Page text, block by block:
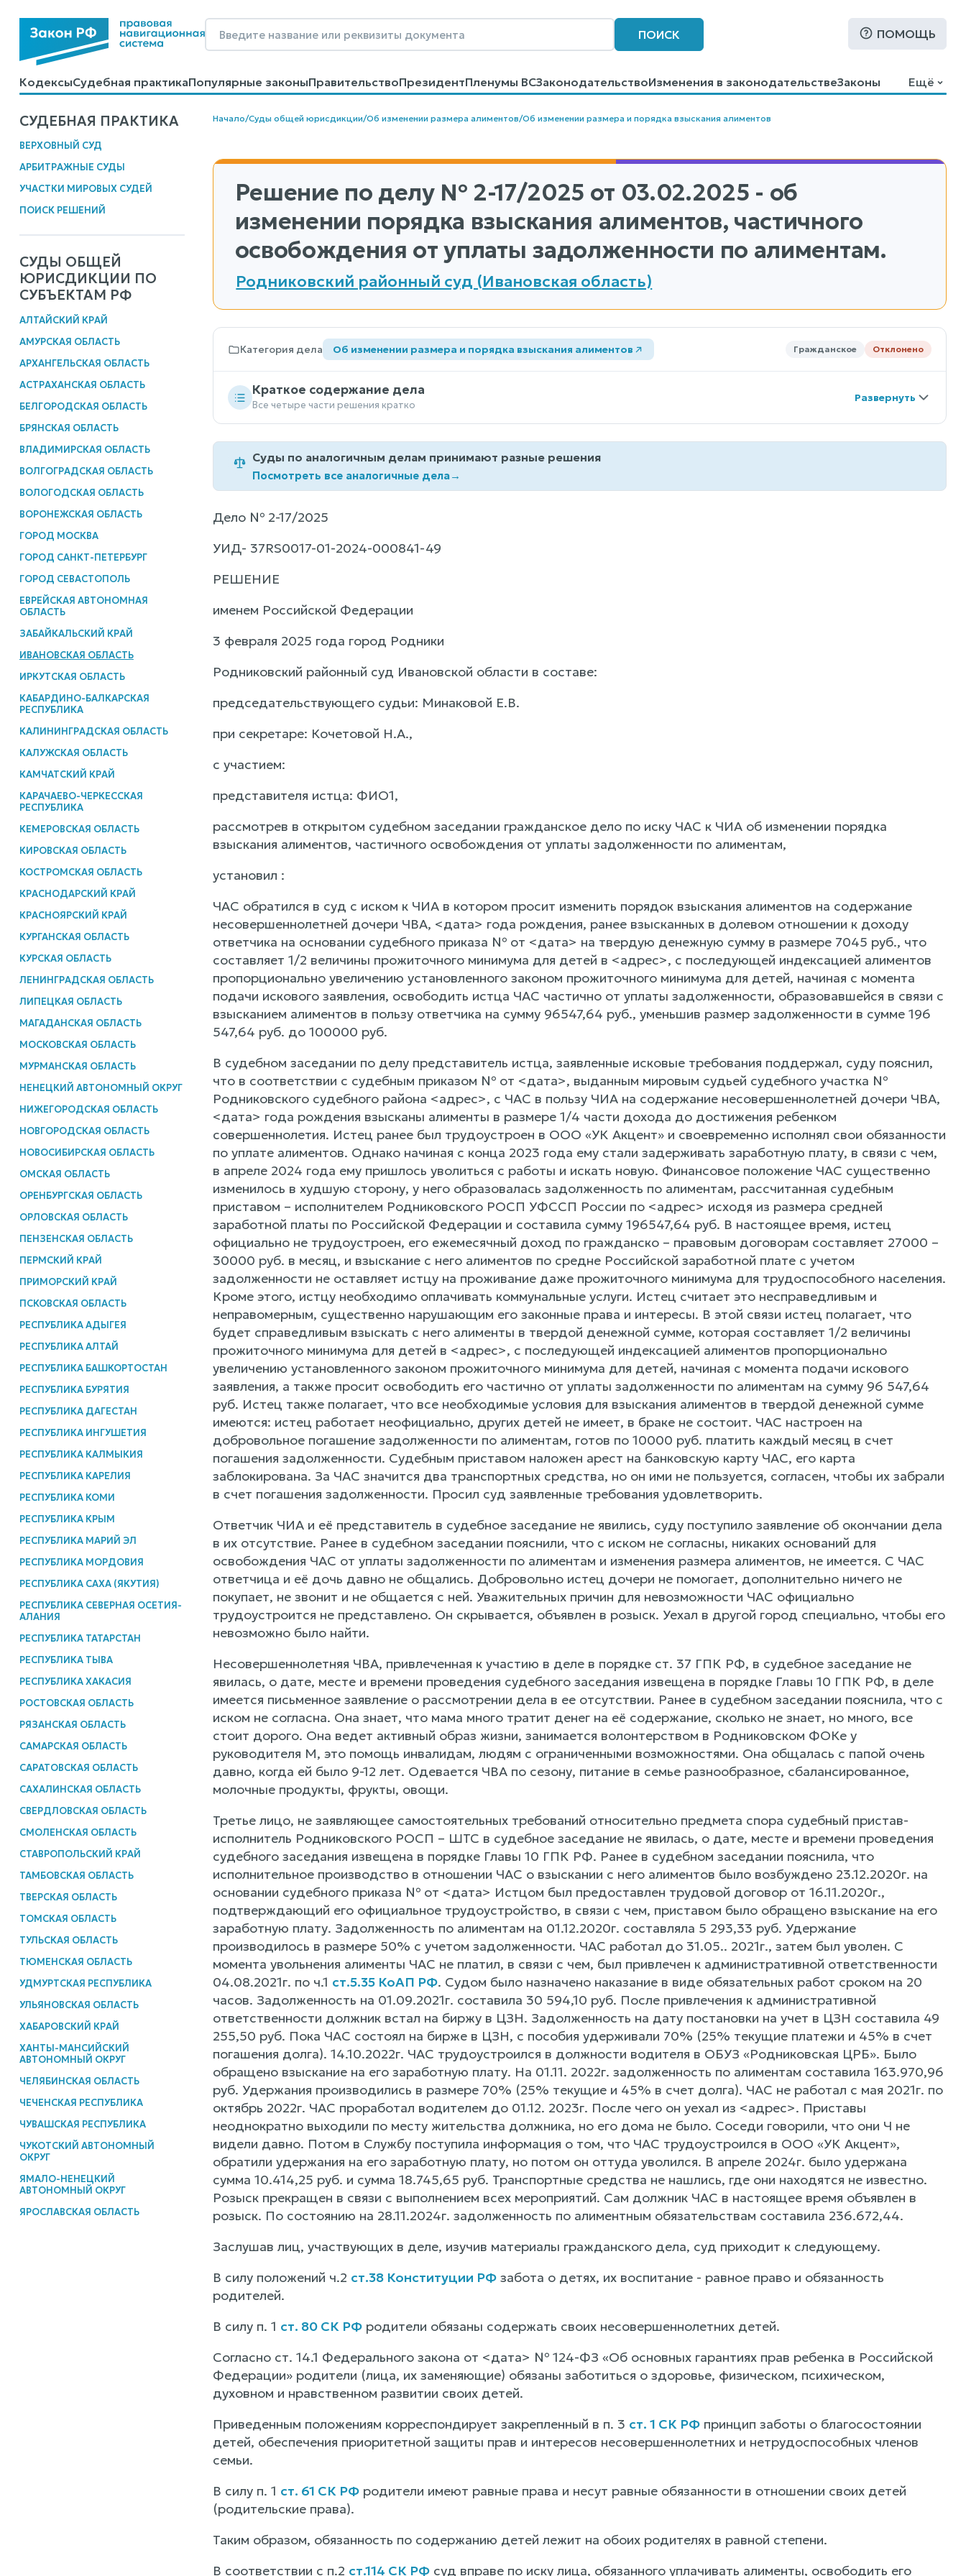
ПОИСК ПОМОЩЬ
КодексыСудебная практикаПопулярные законыПравительствоПрезидентПленумы ВСЗаконодательствоИзменения в законодательствеЗаконы
КалькуляторыСправочные материалыОбразцы договоровКонтактыПомощьПоиск
Ещё
СУДЕБНАЯ ПРАКТИКА
ВЕРХОВНЫЙ СУД
АРБИТРАЖНЫЕ СУДЫ
УЧАСТКИ МИРОВЫХ СУДЕЙ
ПОИСК РЕШЕНИЙ
СУДЫ ОБЩЕЙ
ЮРИСДИКЦИИ ПО
СУБЪЕКТАМ РФ
АЛТАЙСКИЙ КРАЙ
АМУРСКАЯ ОБЛАСТЬ
АРХАНГЕЛЬСКАЯ ОБЛАСТЬ
АСТРАХАНСКАЯ ОБЛАСТЬ
БЕЛГОРОДСКАЯ ОБЛАСТЬ
БРЯНСКАЯ ОБЛАСТЬ
ВЛАДИМИРСКАЯ ОБЛАСТЬ
ВОЛГОГРАДСКАЯ ОБЛАСТЬ
ВОЛОГОДСКАЯ ОБЛАСТЬ
ВОРОНЕЖСКАЯ ОБЛАСТЬ
ГОРОД МОСКВА
ГОРОД САНКТ-ПЕТЕРБУРГ
ГОРОД СЕВАСТОПОЛЬ
ЕВРЕЙСКАЯ АВТОНОМНАЯ
ОБЛАСТЬ
ЗАБАЙКАЛЬСКИЙ КРАЙ
ИВАНОВСКАЯ ОБЛАСТЬ
ИРКУТСКАЯ ОБЛАСТЬ
КАБАРДИНО-БАЛКАРСКАЯ
РЕСПУБЛИКА
КАЛИНИНГРАДСКАЯ ОБЛАСТЬ
КАЛУЖСКАЯ ОБЛАСТЬ
КАМЧАТСКИЙ КРАЙ
КАРАЧАЕВО-ЧЕРКЕССКАЯ
РЕСПУБЛИКА
КЕМЕРОВСКАЯ ОБЛАСТЬ
КИРОВСКАЯ ОБЛАСТЬ
КОСТРОМСКАЯ ОБЛАСТЬ
КРАСНОДАРСКИЙ КРАЙ
КРАСНОЯРСКИЙ КРАЙ
КУРГАНСКАЯ ОБЛАСТЬ
КУРСКАЯ ОБЛАСТЬ
ЛЕНИНГРАДСКАЯ ОБЛАСТЬ
ЛИПЕЦКАЯ ОБЛАСТЬ
МАГАДАНСКАЯ ОБЛАСТЬ
МОСКОВСКАЯ ОБЛАСТЬ
МУРМАНСКАЯ ОБЛАСТЬ
НЕНЕЦКИЙ АВТОНОМНЫЙ ОКРУГ
НИЖЕГОРОДСКАЯ ОБЛАСТЬ
НОВГОРОДСКАЯ ОБЛАСТЬ
НОВОСИБИРСКАЯ ОБЛАСТЬ
ОМСКАЯ ОБЛАСТЬ
ОРЕНБУРГСКАЯ ОБЛАСТЬ
ОРЛОВСКАЯ ОБЛАСТЬ
ПЕНЗЕНСКАЯ ОБЛАСТЬ
ПЕРМСКИЙ КРАЙ
ПРИМОРСКИЙ КРАЙ
ПСКОВСКАЯ ОБЛАСТЬ
РЕСПУБЛИКА АДЫГЕЯ
РЕСПУБЛИКА АЛТАЙ
РЕСПУБЛИКА БАШКОРТОСТАН
РЕСПУБЛИКА БУРЯТИЯ
РЕСПУБЛИКА ДАГЕСТАН
РЕСПУБЛИКА ИНГУШЕТИЯ
РЕСПУБЛИКА КАЛМЫКИЯ
РЕСПУБЛИКА КАРЕЛИЯ
РЕСПУБЛИКА КОМИ
РЕСПУБЛИКА КРЫМ
РЕСПУБЛИКА МАРИЙ ЭЛ
РЕСПУБЛИКА МОРДОВИЯ
РЕСПУБЛИКА САХА (ЯКУТИЯ)
РЕСПУБЛИКА СЕВЕРНАЯ ОСЕТИЯ-
АЛАНИЯ
РЕСПУБЛИКА ТАТАРСТАН
РЕСПУБЛИКА ТЫВА
РЕСПУБЛИКА ХАКАСИЯ
РОСТОВСКАЯ ОБЛАСТЬ
РЯЗАНСКАЯ ОБЛАСТЬ
САМАРСКАЯ ОБЛАСТЬ
САРАТОВСКАЯ ОБЛАСТЬ
САХАЛИНСКАЯ ОБЛАСТЬ
СВЕРДЛОВСКАЯ ОБЛАСТЬ
СМОЛЕНСКАЯ ОБЛАСТЬ
СТАВРОПОЛЬСКИЙ КРАЙ
ТАМБОВСКАЯ ОБЛАСТЬ
ТВЕРСКАЯ ОБЛАСТЬ
ТОМСКАЯ ОБЛАСТЬ
ТУЛЬСКАЯ ОБЛАСТЬ
ТЮМЕНСКАЯ ОБЛАСТЬ
УДМУРТСКАЯ РЕСПУБЛИКА
УЛЬЯНОВСКАЯ ОБЛАСТЬ
ХАБАРОВСКИЙ КРАЙ
ХАНТЫ-МАНСИЙСКИЙ
АВТОНОМНЫЙ ОКРУГ
ЧЕЛЯБИНСКАЯ ОБЛАСТЬ
ЧЕЧЕНСКАЯ РЕСПУБЛИКА
ЧУВАШСКАЯ РЕСПУБЛИКА
ЧУКОТСКИЙ АВТОНОМНЫЙ
ОКРУГ
ЯМАЛО-НЕНЕЦКИЙ
АВТОНОМНЫЙ ОКРУГ
ЯРОСЛАВСКАЯ ОБЛАСТЬ
Начало/Суды общей юрисдикции/Об изменении размера алиментов/Об изменении размера и порядка взыскания алиментов
Решение по делу № 2-17/2025 от 03.02.2025 - об
изменении порядка взыскания алиментов, частичного
освобождения от уплаты задолженности по алиментам.
Родниковский районный суд (Ивановская область)
Категория дела Об изменении размера и порядка взыскания алиментов Гражданское Отклонено
Краткое содержание дела
Все четыре части решения кратко
Суды по аналогичным делам принимают разные решения
Посмотреть все аналогичные дела→
Дело № 2-17/2025
УИД- 37RS0017-01-2024-000841-49
РЕШЕНИЕ
именем Российской Федерации
3 февраля 2025 года город Родники
Родниковский районный суд Ивановской области в составе:
председательствующего судьи: Минаковой Е.В.
при секретаре: Кочетовой Н.А.,
с участием:
представителя истца: ФИО1,
рассмотрев в открытом судебном заседании гражданское дело по иску ЧАС к ЧИА об изменении порядка
взыскания алиментов, частичного освобождения от уплаты задолженности по алиментам,
установил :
ЧАС обратился в суд с иском к ЧИА в котором просит изменить порядок взыскания алиментов на содержание
несовершеннолетней дочери ЧВА, <дата> года рождения, ранее взысканных в долевом отношении к доходу
ответчика на основании судебного приказа № от <дата> на твердую денежную сумму в размере 7045 руб., что
составляет 1/2 величины прожиточного минимума для детей в <адрес>, с последующей индексацией алиментов
пропорционально увеличению установленного законом прожиточного минимума для детей, начиная с момента
подачи искового заявления, освободить истца ЧАС частично от уплаты задолженности, образовавшейся в связи с
взысканием алиментов в пользу ответчика на сумму 96547,64 руб., уменьшив размер задолженности в сумме 196
547,64 руб. до 100000 руб.
В судебном заседании по делу представитель истца, заявленные исковые требования поддержал, суду пояснил,
что в соответствии с судебным приказом № от <дата>, выданным мировым судьей судебного участка №
Родниковского судебного района <адрес>, с ЧАС в пользу ЧИА на содержание несовершеннолетней дочери ЧВА,
<дата> года рождения взысканы алименты в размере 1/4 части дохода до достижения ребенком
совершеннолетия. Истец ранее был трудоустроен в ООО «УК Акцент» и своевременно исполнял свои обязанности
по уплате алиментов. Однако начиная с конца 2023 года ему стали задерживать заработную плату, в связи с чем,
в апреле 2024 года ему пришлось уволиться с работы и искать новую. Финансовое положение ЧАС существенно
изменилось в худшую сторону, у него образовалась задолженность по алиментам, рассчитанная судебным
приставом – исполнителем Родниковского РОСП УФССП России по <адрес> исходя из размера средней
заработной платы по Российской Федерации и составила сумму 196547,64 руб. В настоящее время, истец
официально не трудоустроен, его ежемесячный доход по гражданско – правовым договорам составляет 27000 –
30000 руб. в месяц, и взыскание с него алиментов по средне Российской заработной плате с учетом
задолженности не оставляет истцу на проживание даже прожиточного минимума для трудоспособного населения.
Кроме этого, истцу необходимо оплачивать коммунальные услуги. Истец считает это несправедливым и
неправомерным, существенно нарушающим его законные права и интересы. В этой связи истец полагает, что
будет справедливым взыскать с него алименты в твердой денежной сумме, которая составляет 1/2 величины
прожиточного минимума для детей в <адрес>, с последующей индексацией алиментов пропорционально
увеличению установленного законом прожиточного минимума для детей, начиная с момента подачи искового
заявления, а также просит освободить его частично от уплаты задолженности по алиментам на сумму 96 547,64
руб. Истец также полагает, что все необходимые условия для взыскания алиментов в твердой денежной сумме
имеются: истец работает неофициально, других детей не имеет, в браке не состоит. ЧАС настроен на
добровольное погашение задолженности по алиментам, готов по 10000 руб. платить каждый месяц в счет
погашения задолженности. Судебным приставом наложен арест на банковскую карту ЧАС, его карта
заблокирована. За ЧАС значится два транспортных средства, но он ими не пользуется, согласен, чтобы их забрали
в счет погашения задолженности. Просил суд заявленные требования удовлетворить.
Ответчик ЧИА и её представитель в судебное заседание не явились, суду поступило заявление об окончании дела
в их отсутствие. Ранее в судебном заседании пояснили, что с иском не согласны, никаких оснований для
освобождения ЧАС от уплаты задолженности по алиментам и изменения размера алиментов, не имеется. С ЧАС
ответчица и её дочь давно не общались. Добровольно истец дочери не помогает, дополнительно ничего не
покупает, не звонит и не общается с ней. Уважительных причин для невозможности ЧАС официально
трудоустроится не представлено. Он скрывается, объявлен в розыск. Уехал в другой город специально, чтобы его
невозможно было найти.
Несовершеннолетняя ЧВА, привлеченная к участию в деле в порядке ст. 37 ГПК РФ, в судебное заседание не
явилась, о дате, месте и времени проведения судебного заседания извещена в порядке Главы 10 ГПК РФ, в деле
имеется письменное заявление о рассмотрении дела в ее отсутствии. Ранее в судебном заседании пояснила, что с
иском не согласна. Она знает, что мама много тратит денег на её содержание, сколько не знает, но много, все
стоит дорого. Она ведет активный образ жизни, занимается волонтерством в Родниковском ФОКе у
руководителя М, это помощь инвалидам, людям с ограниченными возможностями. Она общалась с папой очень
давно, когда ей было 9-12 лет. Одевается ЧВА по сезону, питание в семье разнообразное, сбалансированное,
молочные продукты, фрукты, овощи.
Третье лицо, не заявляющее самостоятельных требований относительно предмета спора судебный пристав-
исполнитель Родниковского РОСП – ШТС в судебное заседание не явилась, о дате, месте и времени проведения
судебного заседания извещена в порядке Главы 10 ГПК РФ. Ранее в судебном заседании пояснила, что
исполнительное производство в отношении ЧАС о взыскании с него алиментов было возбуждено 23.12.2020г. на
основании судебного приказа № от <дата> Истцом был предоставлен трудовой договор от 16.11.2020г.,
подтверждающий его официальное трудоустройство, в связи с чем, приставом было обращено взыскание на его
заработную плату. Задолженность по алиментам на 01.12.2020г. составляла 5 293,33 руб. Удержание
производилось в размере 50% с учетом задолженности. ЧАС работал до 31.05.. 2021г., затем был уволен. С
момента увольнения алименты ЧАС не платил, в связи с чем, был привлечен к административной ответственности
04.08.2021г. по ч.1 ст.5.35 КоАП РФ. Судом было назначено наказание в виде обязательных работ сроком на 20
часов. Задолженность на 01.09.2021г. составила 30 594,10 руб. После привлечения к административной
ответственности должник встал на биржу в ЦЗН. Задолженность на дату постановки на учет в ЦЗН составила 49
255,50 руб. Пока ЧАС состоял на бирже в ЦЗН, с пособия удерживали 70% (25% текущие платежи и 45% в счет
погашения долга). 14.10.2022г. ЧАС трудоустроился в должности водителя в ОБУЗ «Родниковская ЦРБ». Было
обращено взыскание на его заработную плату. На 01.11. 2022г. задолженность по алиментам составила 163.970,96
руб. Удержания производились в размере 70% (25% текущие и 45% в счет долга). ЧАС не работал с мая 2021г. по
октябрь 2022г. ЧАС проработал водителем до 01.12. 2023г. После чего он уехал из <адрес>. Приставы
неоднократно выходили по месту жительства должника, но его дома не было. Соседи говорили, что они Ч не
видели давно. Потом в Службу поступила информация о том, что ЧАС трудоустроился в ООО «УК Акцент»,
обратили удержания на его заработную плату, но потом он оттуда уволился. В апреле 2024г. было удержана
сумма 10.414,25 руб. и сумма 18.745,65 руб. Транспортные средства не нашлись, где они находятся не известно.
Розыск прекращен в связи с выполнением всех мероприятий. Сам должник ЧАС в настоящее время объявлен в
розыск. По состоянию на 28.11.2024г. задолженность по алиментным обязательствам составила 236.672,44.
Заслушав лиц, участвующих в деле, изучив материалы гражданского дела, суд приходит к следующему.
В силу положений ч.2 ст.38 Конституции РФзабота о детях, их воспитание - равное право и обязанность
родителей.
В силу п. 1 ст. 80 СК РФродители обязаны содержать своих несовершеннолетних детей.
Согласно ст. 14.1 Федерального закона от <дата> № 124-ФЗ «Об основных гарантиях прав ребенка в Российской
Федерации» родители (лица, их заменяющие) обязаны заботиться о здоровье, физическом, психическом,
духовном и нравственном развитии своих детей.
Приведенным положениям корреспондирует закрепленный в п. 3 ст. 1 СК РФпринцип заботы о благосостоянии
детей, обеспечения приоритетной защиты прав и интересов несовершеннолетних и нетрудоспособных членов
семьи.
В силу п. 1 ст. 61 СК РФродители имеют равные права и несут равные обязанности в отношении своих детей
(родительские права).
Таким образом, обязанность по содержанию детей лежит на обоих родителях в равной степени.
В соответствии с п.2 ст.114 СК РФсуд вправе по иску лица, обязанного уплачивать алименты, освободить его